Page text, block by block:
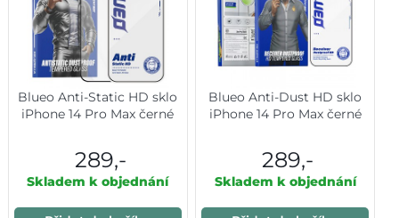
Blueo Anti-Static HD sklo
iPhone 14 Pro Max černé
289,-
Skladem k objednání
Blueo Anti-Dust HD sklo
iPhone 14 Pro Max černé
289,-
Skladem k objednání